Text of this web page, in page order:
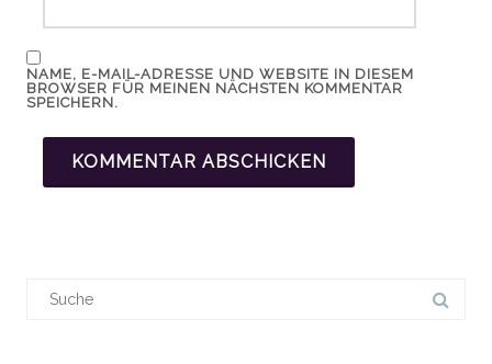
NAME, E-MAIL-ADRESSE UND WEBSITE IN DIESEM
BROWSER FÜR MEINEN NÄCHSTEN KOMMENTAR
SPEICHERN.